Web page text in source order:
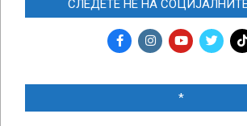
СЛЕДЕТЕ НЀ НА
*